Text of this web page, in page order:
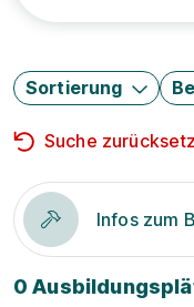
Sortierung
Suche
Infos zum
0